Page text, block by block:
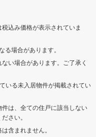
込み価格が表示されていま
場合があります。
い場合があります。ご了承く
いる未入居物件が掲載されてい
件は、全ての住戸に該当しない
さい。
含まれません。